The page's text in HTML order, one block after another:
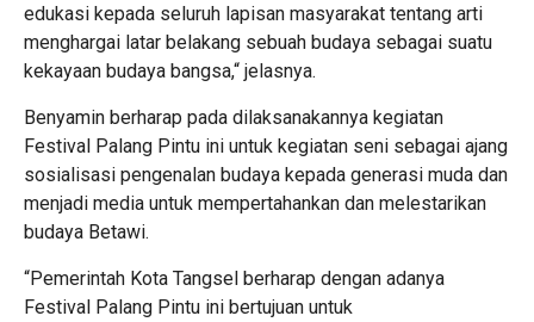
edukasi kepada seluruh lapisan masyarakat tentang arti
menghargai latar belakang sebuah budaya sebagai suatu
kekayaan budaya bangsa,“ jelasnya.
Benyamin berharap pada dilaksanakannya kegiatan
Festival Palang Pintu ini untuk kegiatan seni sebagai ajang
sosialisasi pengenalan budaya kepada generasi muda dan
menjadi media untuk mempertahankan dan melestarikan
budaya Betawi.
“Pemerintah Kota Tangsel berharap dengan adanya
Festival Palang Pintu ini bertujuan untuk